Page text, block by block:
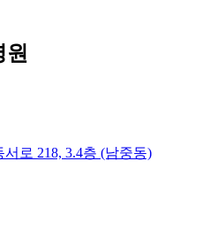
로 218, 3.4층 (남중동)